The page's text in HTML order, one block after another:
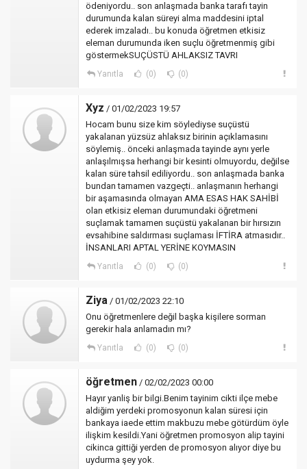
ödeniyordu.. son anlaşmada banka tarafı tayin
durumunda kalan süreyi alma maddesini iptal
ederek imzaladı.. bu konuda öğretmen etkisiz
eleman durumunda iken suçlu öğretmenmiş gibi
göstermekSUÇÜSTÜ AHLAKSIZ TAVRI
Yanıtla (0) (0)
Xyz / 01/02/2023 19:57
Hocam bunu size kim söylediyse suçüstü
yakalanan yüzsüz ahlaksız birinin açıklamasını
söylemiş.. önceki anlaşmada tayinde aynı yerle
anlaşılmışsa herhangi bir kesinti olmuyordu, değilse
kalan süre tahsil ediliyordu.. son anlaşmada banka
bundan tamamen vazgeçti.. anlaşmanın herhangi
bir aşamasında olmayan AMA ESAS HAK SAHİBİ
olan etkisiz eleman durumundaki öğretmeni
suçlamak tamamen suçüstü yakalanan bir hırsızın
evsahibine saldırması suçlaması İFTİRA atmasıdır..
İNSANLARI APTAL YERİNE KOYMASIN
Yanıtla (0) (0)
Ziya / 01/02/2023 22:10
Onu öğretmenlere değil başka kişilere sorman
gerekir hala anlamadın mı?
Yanıtla (0) (0)
öğretmen / 02/02/2023 00:00
Hayır yanliş bir bilgi.Benim tayinim cikti ilçe mebe
aldiğim yerdeki promosyonun kalan süresi için
bankaya iaede ettim makbuzu mebe götürdüm öyle
ilişkim kesildi.Yani öğretmen promosyon alip tayini
cikinca gittiği yerden de promosyon alıyor diye bu
uydurma şey yok.